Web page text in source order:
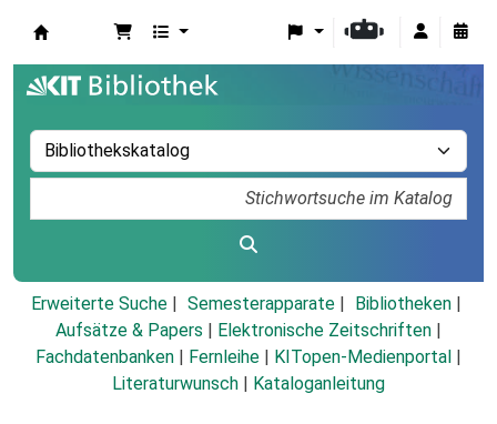
Erweiterte Suche Semesterapparate
Bibliotheken
Aufsätze & Papers
Elektronische Zeitschriften
Fachdatenbanken
Fernleihe KITopen-Medienportal
Literaturwunsch
Kataloganleitung